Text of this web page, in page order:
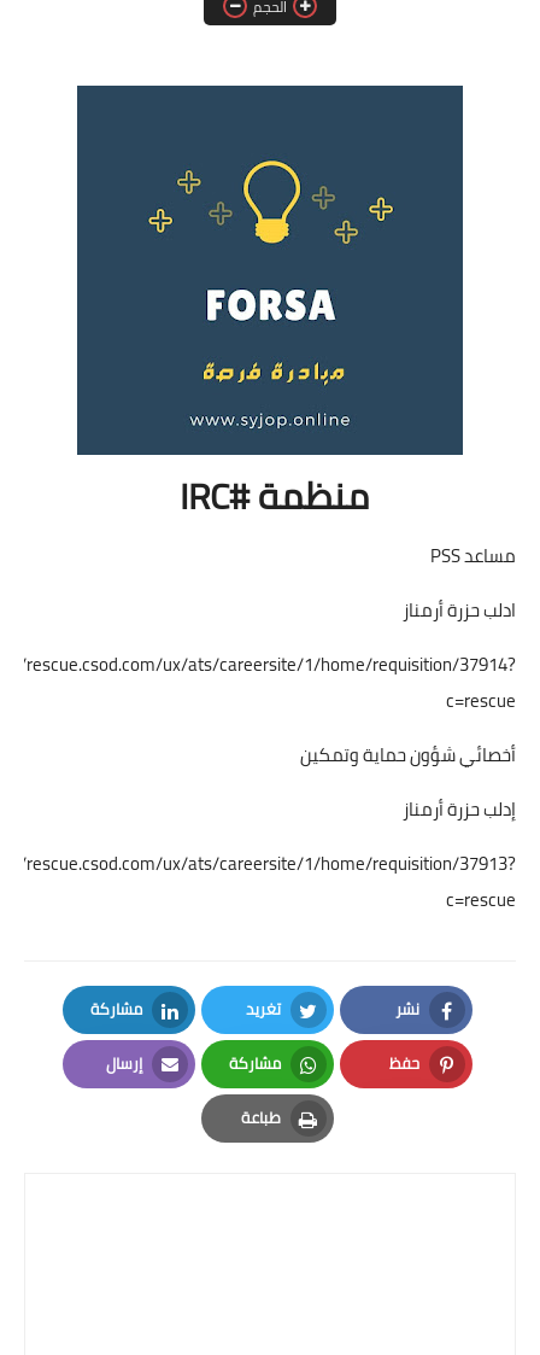
فرص عمل في العراق
دورات تدريبية
الحجم
منظمة #IRC
مساعد PSS
ادلب حزرة أرمناز
rescue.csod.com/ux/ats/careersite/1/home/requisition/37914?
c=rescue
أخصائي شؤون حماية وتمكين
إدلب حزرة أرمناز
rescue.csod.com/ux/ats/careersite/1/home/requisition/37913?
c=rescue
نشر
Facebook
تغريد
Twitter
مشاركة
LinkedIn
حفظ
Pinterest
مشاركة
Whatsapp
إرسال
Email
طباعة
Print